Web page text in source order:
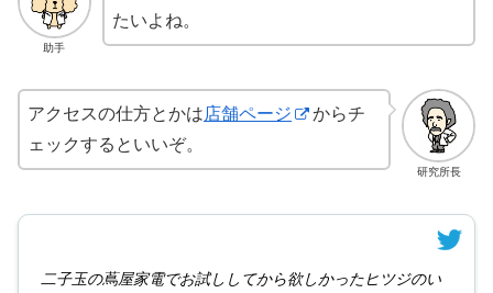
助手
たいよね。
研究所長
アクセスの仕方とかは店舗ページ
からチ
ェックするといいぞ。
二子玉の蔦屋家電でお試ししてから欲しかったヒツジのい